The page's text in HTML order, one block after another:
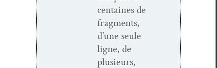
cen­taines de
frag­ments,
d’une seule
ligne, de
plusieurs,